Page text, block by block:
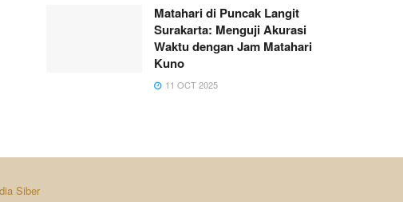
Matahari di Puncak Langit
Surakarta: Menguji Akurasi
Waktu dengan Jam Matahari
Kuno
11 OCT 2025
Siber